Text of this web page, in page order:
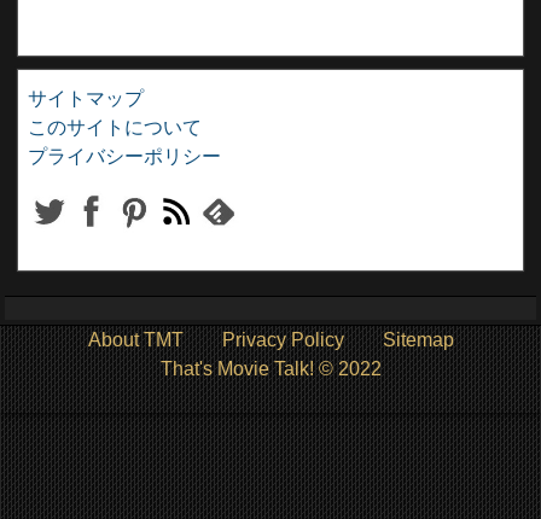
サイトマップ
このサイトについて
プライバシーポリシー
About TMT Privacy Policy
Sitemap
That's Movie Talk! © 2022